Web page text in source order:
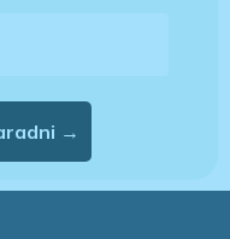
Nem akarok lemaradni →